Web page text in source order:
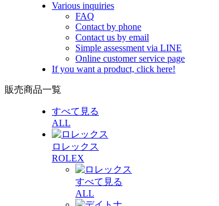
Various inquiries
FAQ
Contact by phone
Contact us by email
Simple assessment via LINE
Online customer service page
If you want a product, click here!
販売商品一覧
すべて見る
ALL
ロレックス
ROLEX
すべて見る
ALL